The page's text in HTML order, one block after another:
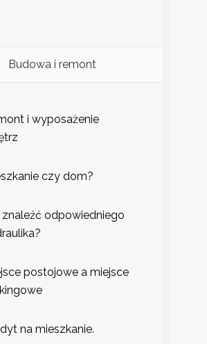
Budowa i remont
i wyposażenie
czy dom?
znaleźć odpowiedniego
postojowe a miejsce
na mieszkanie.